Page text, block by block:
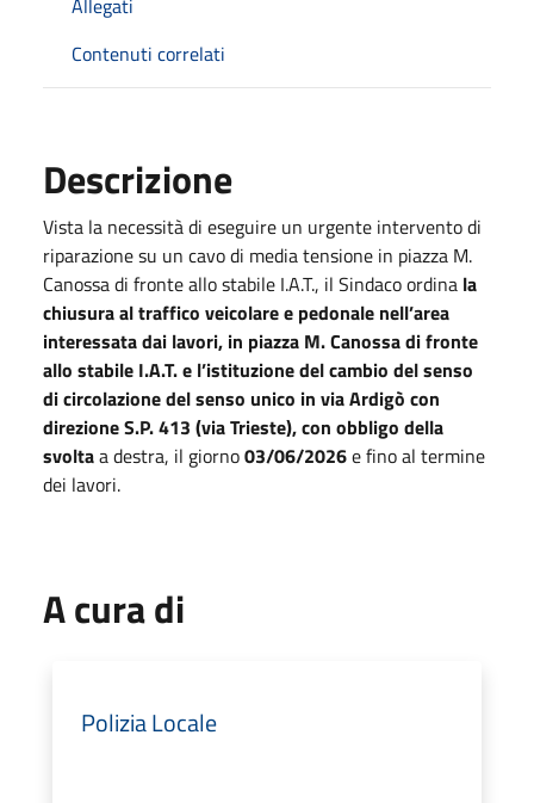
Contenuti correlati
Descrizione
Vista la necessità di eseguire un urgente intervento di
riparazione su un cavo di media tensione in piazza M.
Canossa di fronte allo stabile I.A.T., il Sindaco ordina la
chiusura al traffico veicolare e pedonale nell’area
interessata dai lavori, in piazza M. Canossa di fronte
allo stabile I.A.T. e l’istituzione del cambio del senso
di circolazione del senso unico in via Ardigò con
direzione S.P. 413 (via Trieste), con obbligo della
svoltaa destra, il giorno03/06/2026e fino al termine
dei lavori.
A cura di
Polizia Locale